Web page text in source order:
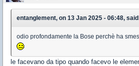
entanglement, on 13 Jan 2025 - 06:48,
odio profondamente la Bose perchè ha
le facevano da tipo quando facevo le